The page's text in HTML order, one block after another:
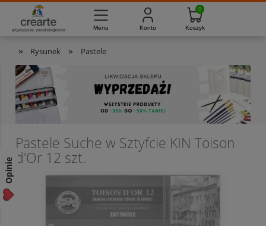
» Rysunek » Pastele
Pastele Suche w Sztyfcie KIN Toison
d'Or 12 szt.
Masz pytania? 733-012-789 Pon. - Pt. 8:00 - 16:00
Opinie